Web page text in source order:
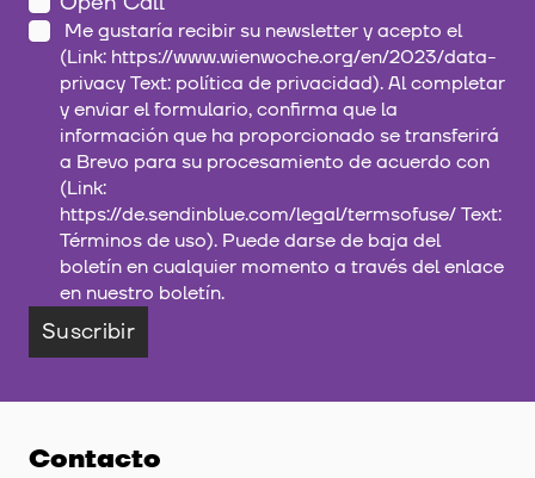
(Link: https://www.wienwoche.org/en/2023/data-
privacy Text: política de privacidad). Al completar
y enviar el formulario, confirma que la
información que ha proporcionado se transferirá
a Brevo para su procesamiento de acuerdo con
(Link:
https://de.sendinblue.com/legal/termsofuse/ Text:
Términos de uso). Puede darse de baja del
boletín en cualquier momento a través del enlace
en nuestro boletín.
Suscribir
Contacto